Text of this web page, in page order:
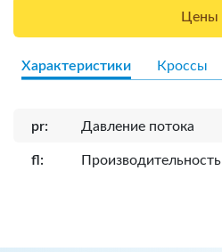
Цены
Характеристики Кроссы
pr: Давление потока
fl: Производительность